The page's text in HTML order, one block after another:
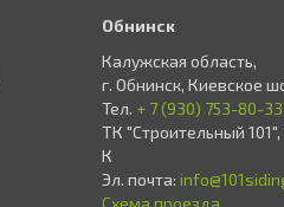
Обнинск
Калужская область,
г. Обнинск, Киевское
Тел. + 7 (930) 753-80-33
ТК "Строительный
К
Эл. почта:
Схема проезда